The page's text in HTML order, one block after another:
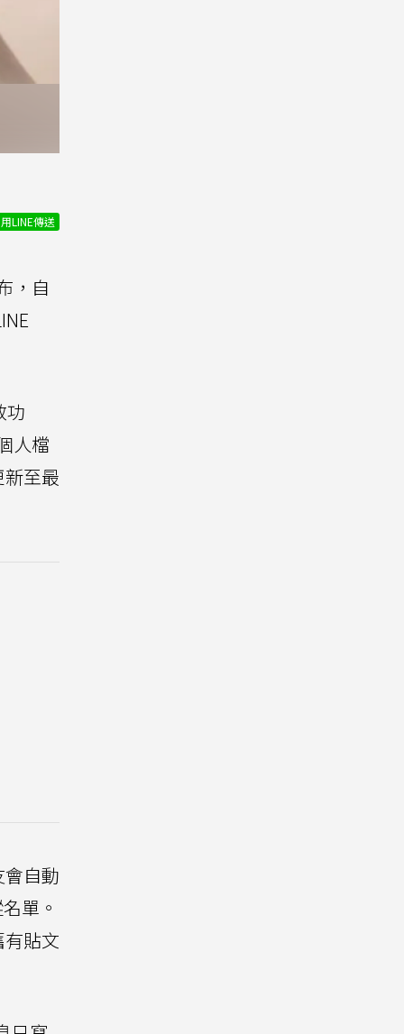
用LINE傳送
，自
功
人檔
至最
會自動
單。
貼文